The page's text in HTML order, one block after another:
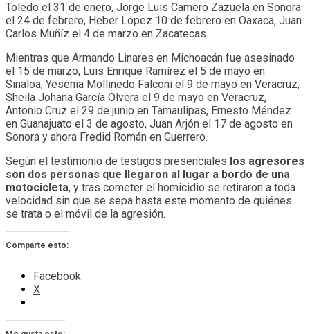
Toledo el 31 de enero, Jorge Luis Camero Zazuela en Sonora
el 24 de febrero, Heber López 10 de febrero en Oaxaca, Juan
Carlos Muñíz el 4 de marzo en Zacatecas.
Mientras que Armando Linares en Michoacán fue asesinado
el 15 de marzo, Luis Enrique Ramírez el 5 de mayo en
Sinaloa, Yesenia Mollinedo Falconi el 9 de mayo en Veracruz,
Sheila Johana García Olvera el 9 de mayo en Veracruz,
Antonio Cruz el 29 de junio en Tamaulipas, Ernesto Méndez
en Guanajuato el 3 de agosto, Juan Arjón el 17 de agosto en
Sonora y ahora Fredid Román en Guerrero.
Según el testimonio de testigos presenciales los agresores
son dos personas que llegaron al lugar a bordo de una
motocicleta, y tras cometer el homicidio se retiraron a toda
velocidad sin que se sepa hasta este momento de quiénes
se trata o el móvil de la agresión.
Comparte esto:
Facebook
X